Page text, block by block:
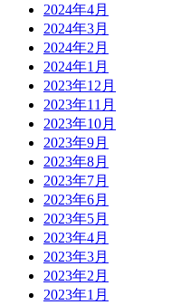
2024年4月
2024年3月
2024年2月
2024年1月
2023年12月
2023年11月
2023年10月
2023年9月
2023年8月
2023年7月
2023年6月
2023年5月
2023年4月
2023年3月
2023年2月
2023年1月